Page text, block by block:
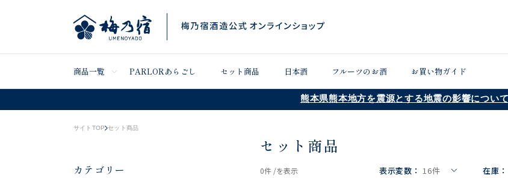
商品一覧 PARLORあらごし セット商品 日本酒 フルーツのお酒 お買い物ガイド
熊本県熊本地方を震源とする地震の影響について
サイトTOP セット商品
カテゴリー
セット商品
0件 /を表示 表示変数： 16件 在庫：